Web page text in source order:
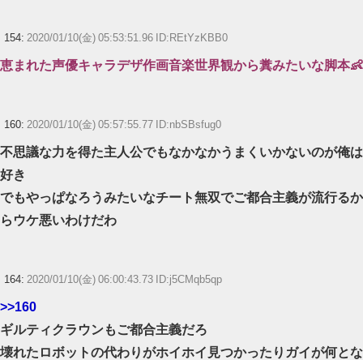
154: 2020/01/10(金) 05:53:51.96 ID:REtYzKBB0
恵まれた声優キャラデザ作画音楽世界観から糞みたいな脚本👶
160: 2020/01/10(金) 05:57:55.77 ID:nbSBsfug0
不思議な力を得た主人公でもなかなかうまくいかないのが俺は
好き
でもやっぱなろうみたいなチート無双でご都合主義が流行るか
らウケ悪いわけだわ
164: 2020/01/10(金) 06:00:43.73 ID:j5CMqb5qp
>>160
ギルティクラウンもご都合主義だろ
壊れたロボットの代わりがホイホイ見つかったりガイが何とな